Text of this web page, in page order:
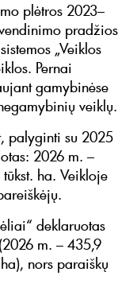
plėtros 2023–
pradžios
„Veiklos
Pernai
gamybinėse
veiklų.
palyginti su 2025
2026 m. –
ha. Veikloje
deklaruotas
m. – 435,9
nors paraiškų